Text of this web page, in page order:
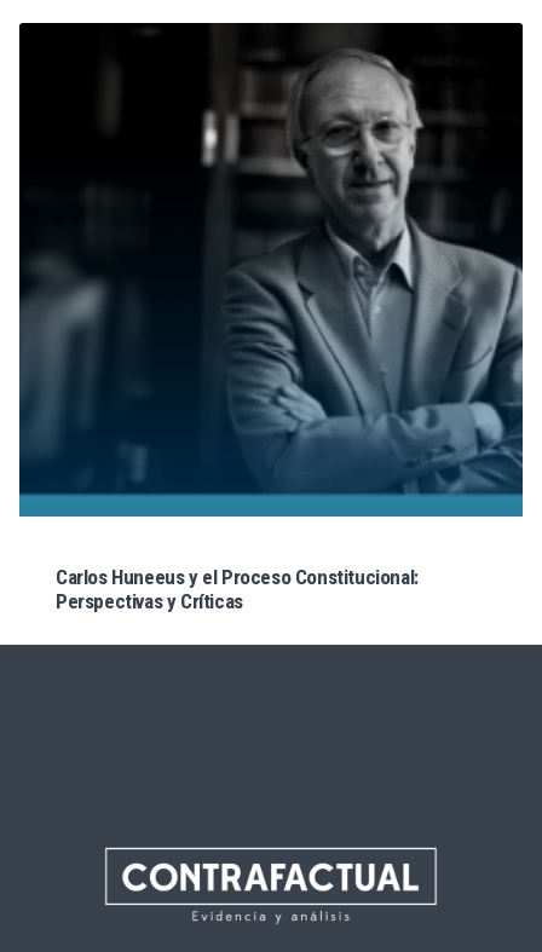
Carlos Huneeus y el Proceso Constitucional:
Perspectivas y Críticas